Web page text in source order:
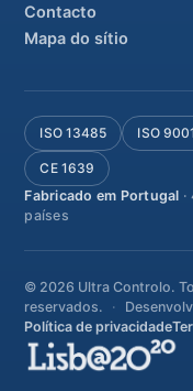
Contacto
Mapa do sítio
ISO 13485 ISO
CE 1639
Fabricado em Portugal
países
© 2026 Ultra Controlo.
reservados.
Política de privacidade